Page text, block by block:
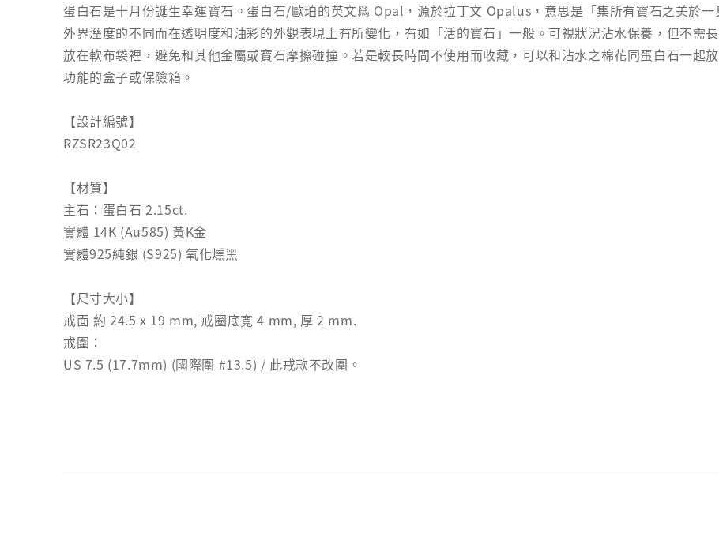
蛋白石是十月份誕生幸運寶石。蛋白石/歐珀的英文爲 Opal，源於拉丁文 Opalus，意思是「集所有寶石之美於
外界溼度的不同而在透明度和油彩的外觀表現上有所變化，有如「活的寶石」一般。可視狀況沾水保養，但不需
放在軟布袋裡，避免和其他金屬或寶石摩擦碰撞。若是較長時間不使用而收藏，可以和沾水之棉花同蛋白石一起
功能的盒子或保險箱。
【設計編號】
RZSR23Q02
【材質】
主石：蛋白石 2.15ct.
實體 14K (Au585) 黃K金
實體925純銀 (S925) 氧化燻黑
【尺寸大小】
戒面 約 24.5 x 19 mm, 戒圈底寬 4 mm, 厚 2 mm.
戒圍：
US 7.5 (17.7mm) (國際圍 #13.5) / 此戒款不改圍。